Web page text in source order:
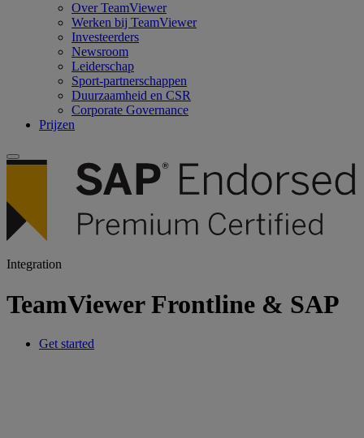
Over TeamViewer
Werken bij TeamViewer
Investeerders
Newsroom
Leiderschap
Sport-partnerschappen
Duurzaamheid en CSR
Corporate Governance
Prijzen
Integration
TeamViewer Frontline & SAP
Get started